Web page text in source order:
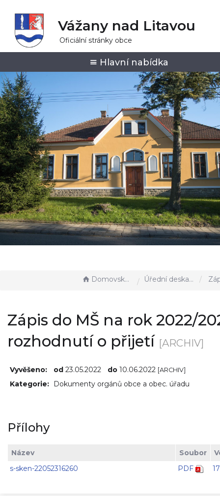
Vážany nad Litavou
Oficiální stránky obce
Hlavní nabídka
Domovská stránka Úřední deska - EÚD Zápis do MŠ na
Zápis do MŠ na rok 2022/
rozhodnutí o přijetí [ARCHIV]
Vyvěšeno: od 23.05.2022 do 10.06.2022 [ARCHIV]
Kategorie: Dokumenty orgánů obce a obec. úřadu
Přílohy
Název Soubor
s-sken-22052316260
PDF